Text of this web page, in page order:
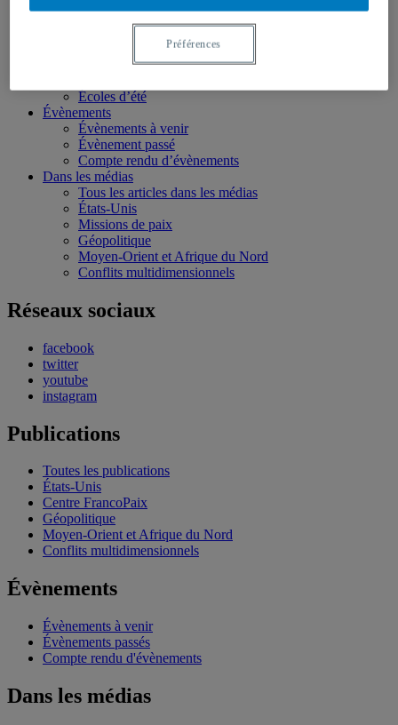
Moyen-Orient et Afrique du Nord
Conflits multidimensionnels
Conférences personnalisées
Écoles d’été
Évènements
Évènements à venir
Évènement passé
Compte rendu d’évènements
Dans les médias
Tous les articles dans les médias
États-Unis
Missions de paix
Géopolitique
Moyen-Orient et Afrique du Nord
Conflits multidimensionnels
Réseaux sociaux
facebook
twitter
youtube
instagram
Publications
Toutes les publications
États-Unis
Centre FrancoPaix
Géopolitique
Moyen-Orient et Afrique du Nord
Conflits multidimensionnels
Évènements
Évènements à venir
Évènements passés
Compte rendu d'évènements
Dans les médias
Préférences